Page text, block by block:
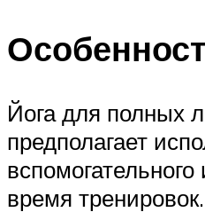
Йога для полных
предполагает
время